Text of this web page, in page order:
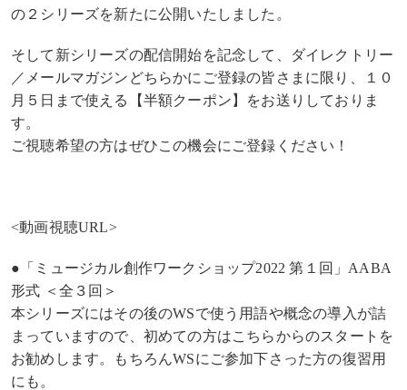
の２シリーズを新たに公開いたしました。
そして新シリーズの配信開始を記念して、ダイレクトリー
／メールマガジンどちらかにご登録の皆さまに限り、１０
月５日まで使える【半額クーポン】をお送りしておりま
す。
ご視聴希望の方はぜひこの機会にご登録ください！
<動画視聴URL>
●「ミュージカル創作ワークショップ2022 第１回」AABA
形式 ＜全３回＞
本シリーズにはその後のWSで使う用語や概念の導入が詰
まっていますので、初めての方はこちらからのスタートを
お勧めします。もちろんWSにご参加下さった方の復習用
にも。